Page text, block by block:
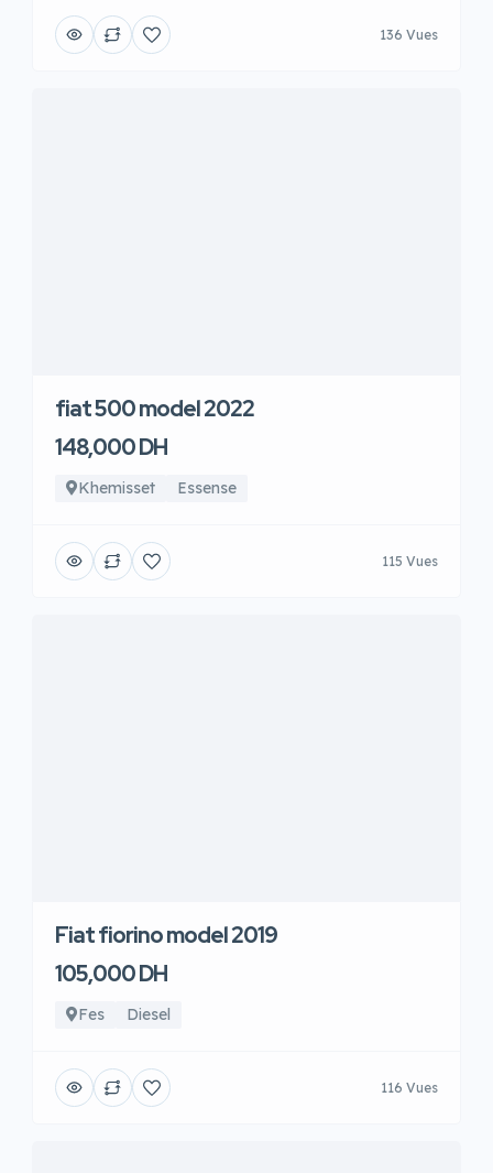
136 Vues
fiat 500 model 2022
148,000 DH
Khemisset Essense
115 Vues
Fiat fiorino model 2019
105,000 DH
Fes Diesel
116 Vues